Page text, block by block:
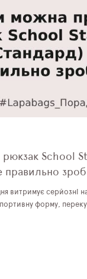
School
правильно
витримує серйозні
форму,